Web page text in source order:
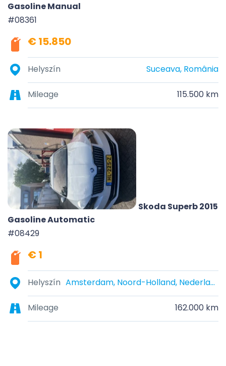
Gasoline Manual
#08361
€ 15.850
Helyszín Suceava, România
Mileage 115.500 km
Skoda Superb 2015
Gasoline Automatic
#08429
€ 1
Helyszín Amsterdam, Noord-Holland, Nederland
Mileage 162.000 km